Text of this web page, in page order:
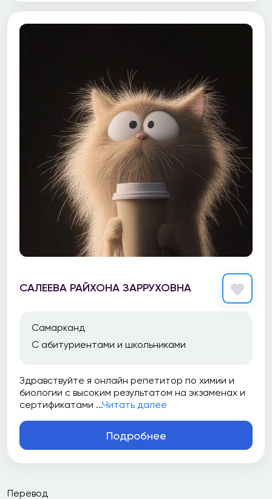
Перевод
САЛЕЕВА РАЙХОНА ЗАРРУХОВНА
Самарканд
С абитуриентами и школьниками
Здравствуйте я онлайн репетитор по химии и
биологии с высоким результатом на экзаменах и
сертификатами ...Читать далее
Подробнее